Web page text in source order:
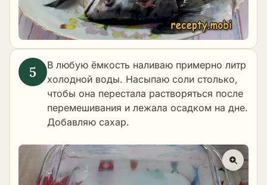
В любую ёмкость наливаю примерно литр
холодной воды. Насыпаю соли столько,
чтобы она перестала растворяться после
перемешивания и лежала осадком на дне.
Добавляю сахар.